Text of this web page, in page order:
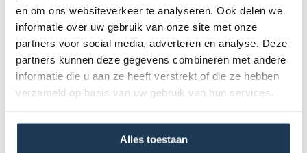
en om ons websiteverkeer te analyseren. Ook delen we
informatie over uw gebruik van onze site met onze
partners voor social media, adverteren en analyse. Deze
partners kunnen deze gegevens combineren met andere
informatie die u aan ze heeft verstrekt of die ze hebben
verzameld op basis van uw gebruik van hun services.
Alles toestaan
Let op (!):Deze wielen passen NIET op alle moddellen
mini, spinner, pro, pro-x. Het pakket bevat het bredere
voorwiel van de classic x/spinner en 2 achterwielen.
Specificaties